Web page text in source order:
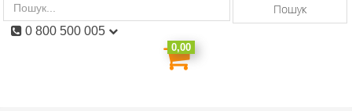
Пошук
0,00
0 800 500 005